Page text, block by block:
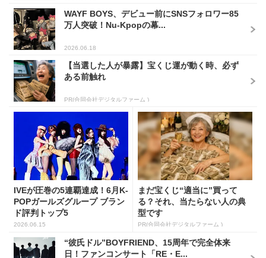
WAYF BOYS、デビュー前にSNSフォロワー85
万人突破！Nu-Kpopの幕...
2026.06.18
【当選した人が暴露】宝くじ運が動く時、必ず
ある前触れ
PR(合同会社デジタルファーム )
IVEが圧巻の5連覇達成！6月K-
POPガールズグループ ブラン
ド評判トップ5
2026.06.15
まだ宝くじ“適当に”買って
る？それ、当たらない人の典
型です
PR(合同会社デジタルファーム )
“彼氏ドル”BOYFRIEND、15周年で完全体来
日！ファンコンサート「RE・E...